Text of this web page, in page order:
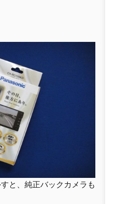
と、純正バックカメラも